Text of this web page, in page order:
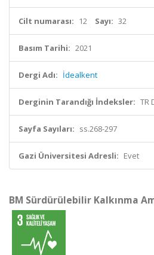
Cilt numarası: 12 Sayı: 32
Basım Tarihi: 2021
Dergi Adı: İdealkent
Derginin Tarandığı İndeksler: TR
Sayfa Sayıları: ss.268-297
Gazi Üniversitesi Adresli: Evet
BM Sürdürülebilir Kalkınma